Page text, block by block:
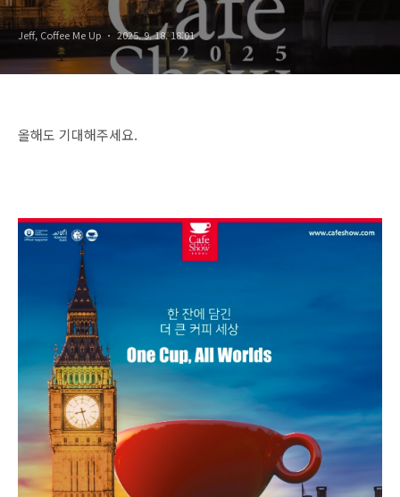
Jeff, Coffee Me Up 2025. 9. 18. 18:01
올해도 기대해주세요.